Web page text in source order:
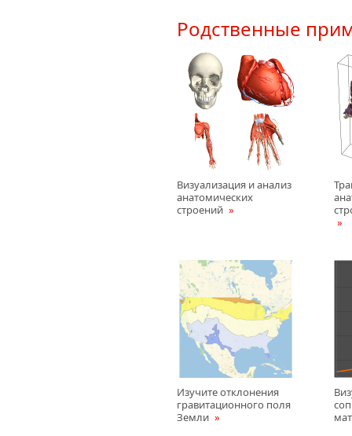
Родственные
Визуализация и анализ
анатомических
строений
Изучите отклонения
гравитационного поля
Земли